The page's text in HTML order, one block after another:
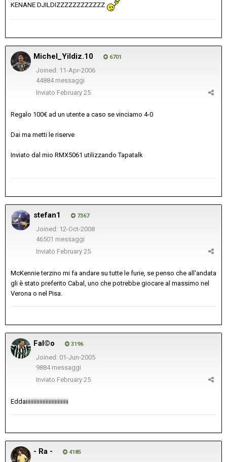
KENANE DJILDIZZZZZZZZZZZZ
Michel_Yildiz.10 6701
Joined: 11-Apr-2006
44884 messaggi
Inviato February 25
Regalo 100€ ad un utente a caso se vinciamo 4-0
Dai ma metti le riserve
Inviato dal mio RMX5061 utilizzando Tapatalk
stefan1 7367
Joined: 12-Oct-2008
46501 messaggi
Inviato February 25
McKennie terzino mi fa andare su tutte le furie, se penso che all'andata
gli è stato preferito Cabal, uno che potrebbe giocare al massimo nel
Verona o nel Pisa.
Fal©o 3196
Joined: 01-Jun-2005
9884 messaggi
Inviato February 25
Eddaiiiiiiiiiiiiiiiiiiiiiiiiiiii
- Ra - 4185